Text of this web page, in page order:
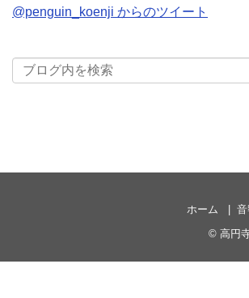
@penguin_koenji からのツイート
ホーム
© 高円